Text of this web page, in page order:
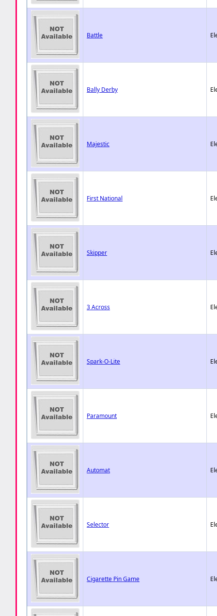
Battle
Bally Derby
Majestic
First National
Skipper
3 Across
Spark-O-Lite
Paramount
Automat
Selector
Cigarette Pin Game